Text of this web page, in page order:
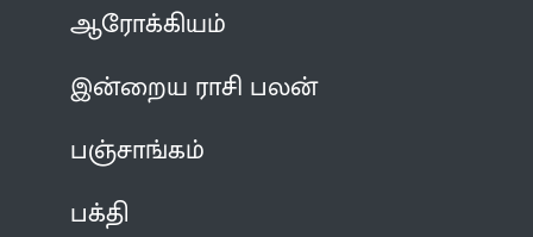
ஆரோக்கியம்
இன்றைய ராசி பலன்
பஞ்சாங்கம்
பக்தி